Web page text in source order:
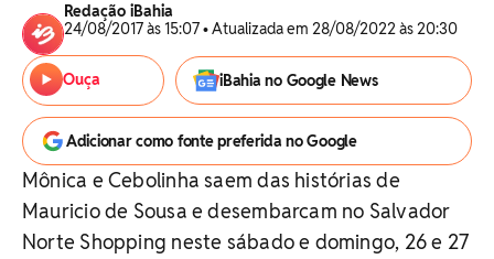
Redação iBahia
24/08/2017 às 15:07 • Atualizada em 28/08/2022 às 20:30
Ouça iBahia no Google News
Adicionar como fonte preferida no Google
Mônica e Cebolinha saem das histórias de
Mauricio de Sousa e desembarcam no Salvador
Norte Shopping neste sábado e domingo, 26 e 27